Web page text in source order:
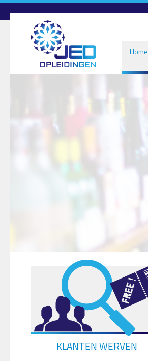
Overslaan en naar de inhoud gaan
Home
KLANTEN WERVEN